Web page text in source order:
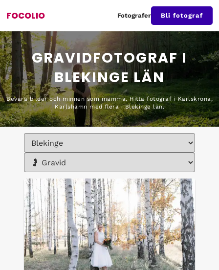
FOCOLIO Fotografer Bli fotograf
GRAVIDFOTOGRAF I
BLEKINGE LÄN
Bevara bilder och minnen som mamma. Hitta fotograf i Karlskrona,
Karlshamn med flera i Blekinge län.